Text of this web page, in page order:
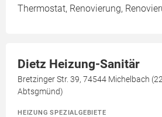
Thermostat, Renovierung,
Dietz Heizung-Sanitär
Bretzinger Str. 39, 74544 Michelbach
Abtsgmünd)
HEIZUNG SPEZIALGEBIETE